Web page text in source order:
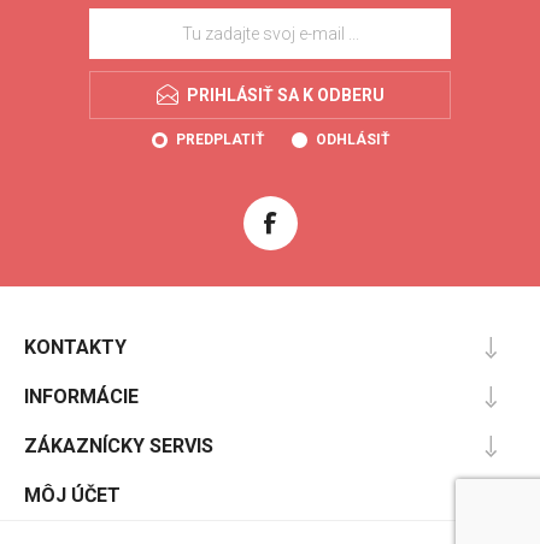
PRIHLÁSIŤ SA K ODBERU
PREDPLATIŤ ODHLÁSIŤ
KONTAKTY
INFORMÁCIE
ZÁKAZNÍCKY SERVIS
MÔJ ÚČET